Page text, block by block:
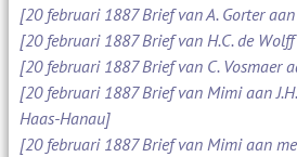
[20 februari 1887 Brief van A. Gorter
[20 februari 1887 Brief van H.C. de
[20 februari 1887 Brief van C. Vosmaer
[20 februari 1887 Brief van Mimi aan
Haas-Hanau]
[20 februari 1887 Brief van Mimi aan